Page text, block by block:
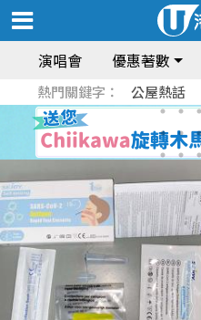
演唱會 優惠著數
熱門關鍵字： 公屋熱話